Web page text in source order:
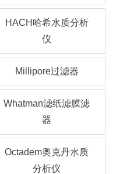
HACH哈希水质分析
仪
Millipore过滤器
Whatman滤纸滤膜滤
器
Octadem奥克丹水质
分析仪